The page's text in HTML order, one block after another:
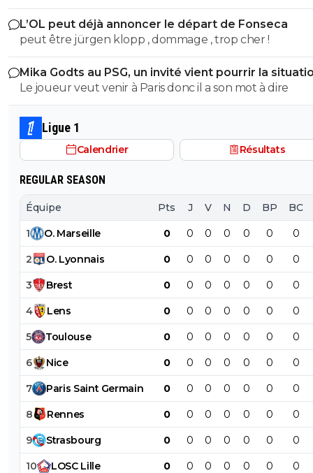
les définitions de nazi raciste fachiste?? Espèce de
les mots là finalité est la meme... Donc moralité alors
?? Cest ca ta seule défense ?? Va un peu te faire
espèce d'abruti .. et le numero 88 interdit en série A
dit quoi aussi parceque tu t'es foutu de ma gueule a
mais si je te colle le règlement sur ta sale face de
auras lair un peu plus con qu'hier trépané va
L’OL peut déjà annoncer le départ de Fonseca
peut être jürgen klopp , dommage , trop cher !
Mika Godts au PSG, un invité vient pourrir la
Le joueur veut venir à Paris donc il a son mot à dire
Ligue 1
Calendrier Résultats
REGULAR SEASON
Équipe Pts J V N D BP BC
1 O. Marseille 0 0 0 0 0 0 0
2 O. Lyonnais 0 0 0 0 0 0 0
3 Brest 0 0 0 0 0 0 0
4 Lens 0 0 0 0 0 0 0
5 Toulouse 0 0 0 0 0 0 0
6 Nice 0 0 0 0 0 0 0
7 Paris Saint Germain 0 0 0 0 0 0 0
8 Rennes 0 0 0 0 0 0 0
9 Strasbourg 0 0 0 0 0 0 0
10 LOSC Lille 0 0 0 0 0 0 0